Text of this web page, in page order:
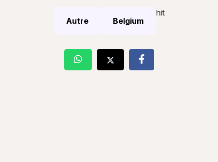
Autre Belgium
hit